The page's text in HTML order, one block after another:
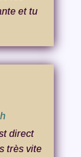
et tu
direct
très vite